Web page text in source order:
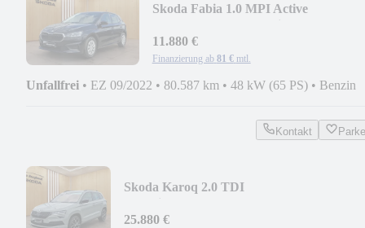
Skoda Fabia 1.0 MPI Active
11.880 €
Finanzierung ab 81 € mtl.
Unfallfrei • EZ 09/2022 • 80.587 km • 48 kW (65 PS) • Benzin
Kontakt
Skoda Karoq 2.0 TDI
25.880 €